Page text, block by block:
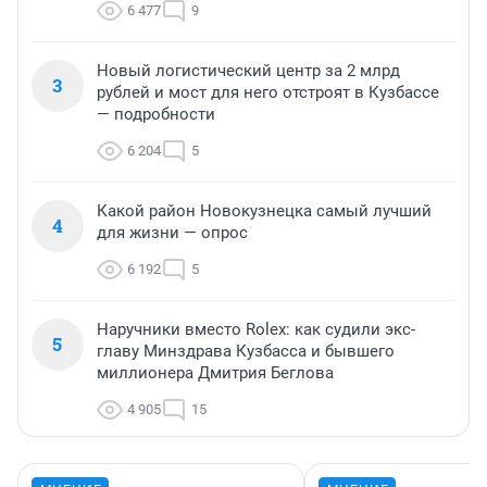
6 477 9
3
Новый логистический центр за 2 млрд
рублей и мост для него отстроят в Кузбассе
— подробности
6 204 5
4
Какой район Новокузнецка самый лучший
для жизни — опрос
6 192 5
5
Наручники вместо Rolex: как судили экс-
главу Минздрава Кузбасса и бывшего
миллионера Дмитрия Беглова
4 905 15